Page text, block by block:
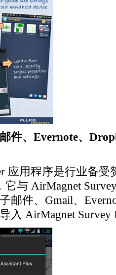
件、Evernote、
应用程序是行业备
它与 AirMagnet
邮件、Gmail、
入 AirMagnet Survey